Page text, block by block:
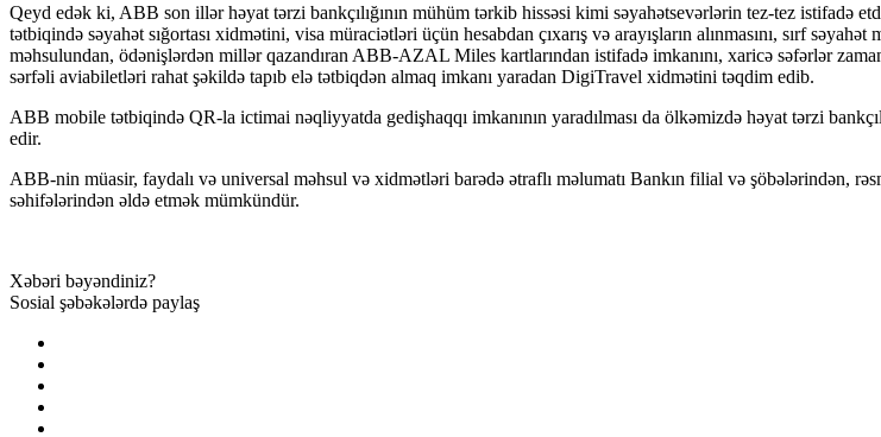
Qeyd edək ki, ABB son illər həyat tərzi bankçılığının mühüm tərkib hissəsi kimi səyahətsevərlərin tez-tez
tətbiqində səyahət sığortası xidmətini, visa müraciətləri üçün hesabdan çıxarış və arayışların alınmasını, sırf
məhsulundan, ödənişlərdən millər qazandıran ABB-AZAL Miles kartlarından istifadə imkanını, xaricə səfərlər
sərfəli aviabiletləri rahat şəkildə tapıb elə tətbiqdən almaq imkanı yaradan DigiTravel xidmətini təqdim edib.
ABB mobile tətbiqində QR-la ictimai nəqliyyatda gedişhaqqı imkanının yaradılması da ölkəmizdə həyat tərzi
edir.
ABB-nin müasir, faydalı və universal məhsul və xidmətləri barədə ətraflı məlumatı Bankın filial və şöbələrindən,
səhifələrindən əldə etmək mümkündür.
Xəbəri bəyəndiniz?
Sosial şəbəkələrdə paylaş